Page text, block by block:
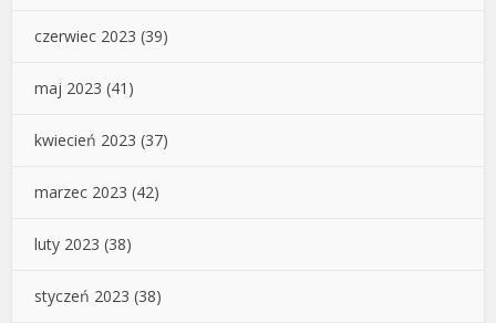
czerwiec 2023 (39)
maj 2023 (41)
kwiecień 2023 (37)
marzec 2023 (42)
luty 2023 (38)
styczeń 2023 (38)